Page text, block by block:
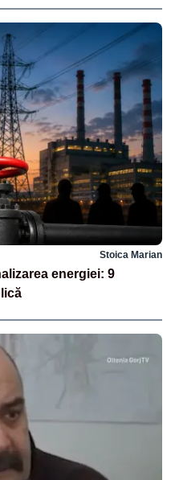
Stoica Marian
energiei: 9